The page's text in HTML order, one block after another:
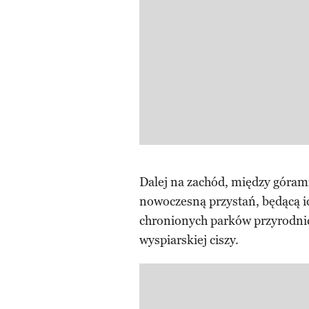
Dalej na zachód, między
nowoczesną przystań,
chronionych parków
wyspiarskiej ciszy.